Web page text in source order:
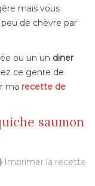
mais vous
de chèvre par
ou un un diner
ce genre de
ma recette de
saumon
Imprimer la recette